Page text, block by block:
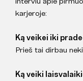
karjeroje:
Ką veikei iki
Prieš tai dirbau
Ką veiki